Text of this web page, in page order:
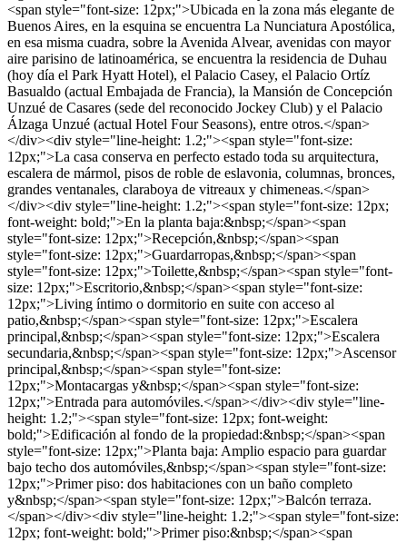
<span style="font-size: 12px;">Ubicada en la zona más elegante de
Buenos Aires, en la esquina se encuentra La Nunciatura Apostólica,
en esa misma cuadra, sobre la Avenida Alvear, avenidas con mayor
aire parisino de latinoamérica, se encuentra la residencia de Duhau
(hoy día el Park Hyatt Hotel), el Palacio Casey, el Palacio Ortíz
Basualdo (actual Embajada de Francia), la Mansión de Concepción
Unzué de Casares (sede del reconocido Jockey Club) y el Palacio
Álzaga Unzué (actual Hotel Four Seasons), entre otros.</span>
</div><div style="line-height: 1.2;"><span style="font-size:
12px;">La casa conserva en perfecto estado toda su arquitectura,
escalera de mármol, pisos de roble de eslavonia, columnas, bronces,
grandes ventanales, claraboya de vitreaux y chimeneas.</span>
</div><div style="line-height: 1.2;"><span style="font-size: 12px;
font-weight: bold;">En la planta baja:&nbsp;</span><span
style="font-size: 12px;">Recepción,&nbsp;</span><span
style="font-size: 12px;">Guardarropas,&nbsp;</span><span
style="font-size: 12px;">Toilette,&nbsp;</span><span style="font-
size: 12px;">Escritorio,&nbsp;</span><span style="font-size:
12px;">Living íntimo o dormitorio en suite con acceso al
patio,&nbsp;</span><span style="font-size: 12px;">Escalera
principal,&nbsp;</span><span style="font-size: 12px;">Escalera
secundaria,&nbsp;</span><span style="font-size: 12px;">Ascensor
principal,&nbsp;</span><span style="font-size:
12px;">Montacargas y&nbsp;</span><span style="font-size:
12px;">Entrada para automóviles.</span></div><div style="line-
height: 1.2;"><span style="font-size: 12px; font-weight:
bold;">Edificación al fondo de la propiedad:&nbsp;</span><span
style="font-size: 12px;">Planta baja: Amplio espacio para guardar
bajo techo dos automóviles,&nbsp;</span><span style="font-size:
12px;">Primer piso: dos habitaciones con un baño completo
y&nbsp;</span><span style="font-size: 12px;">Balcón terraza.
</span></div><div style="line-height: 1.2;"><span style="font-size:
12px; font-weight: bold;">Primer piso:&nbsp;</span><span